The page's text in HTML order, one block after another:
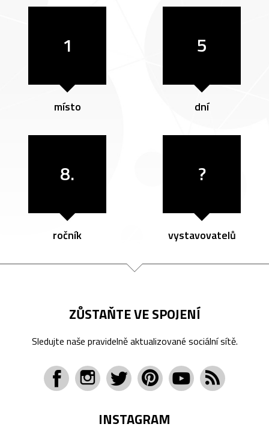
1
místo
5
dní
8.
ročník
?
vystavovatelů
ZŮSTAŇTE VE SPOJENÍ
Sledujte naše pravidelně aktualizované sociální sítě.
INSTAGRAM